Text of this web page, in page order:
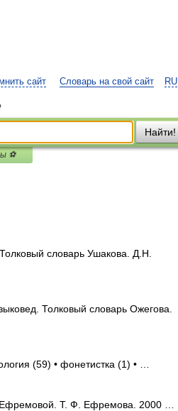
RU
сайт Словарь на свой сайт
Найти!
⚽
словарь Ушакова. Д.Н.
Толковый словарь Ожегова.
(59) • фонетистка (1) • …
Ефремовой. Т. Ф. Ефремова. 2000 …